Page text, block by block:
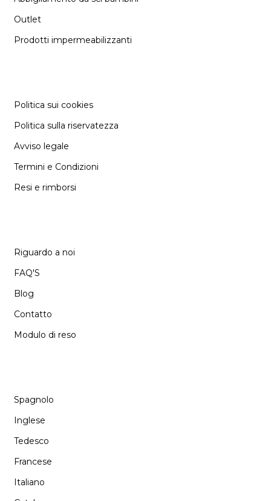
Outlet
Prodotti impermeabilizzanti
Politica sui cookies
Politica sulla riservatezza
Avviso legale
Termini e Condizioni
Resi e rimborsi
Riguardo a noi
FAQ'S
Blog
Contatto
Modulo di reso
Spagnolo
Inglese
Tedesco
Francese
Italiano